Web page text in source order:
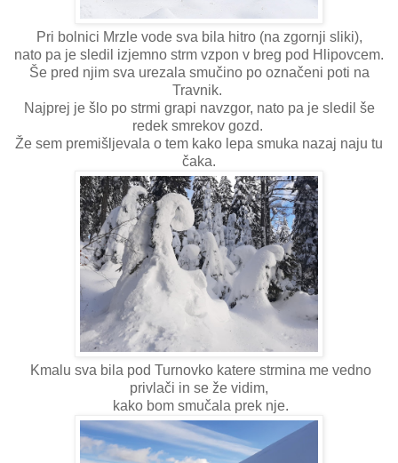
Pri bolnici Mrzle vode sva bila hitro (na zgornji sliki),
nato pa je sledil izjemno strm vzpon v breg pod Hlipovcem.
Še pred njim sva urezala smučino po označeni poti na
Travnik.
Najprej je šlo po strmi grapi navzgor, nato pa je sledil še
redek smrekov gozd.
Že sem premišljevala o tem kako lepa smuka nazaj naju tu
čaka.
Kmalu sva bila pod Turnovko katere strmina me vedno
privlači in se že vidim,
kako bom smučala prek nje.